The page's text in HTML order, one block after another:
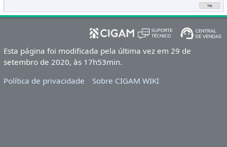
Esta página foi modificada pela última vez em 29 de
setembro de 2020, às 17h53min.
Política de privacidade
Sobre CIGAM WIKI